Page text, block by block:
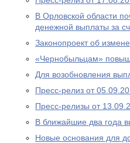
В Орловской области
денежной выплаты за
Законопроект об
«Чернобыльцам»
Для возобновления
Пресс-релиз от
Пресс-релизы от
В ближайшие два года
Новые основания для